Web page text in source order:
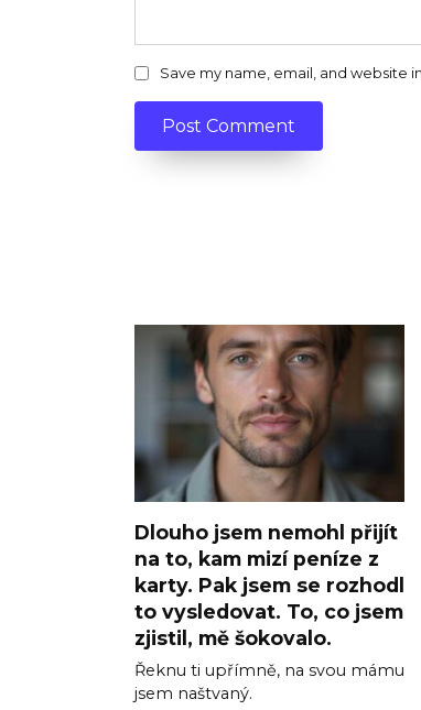
Save my name, email, and website
Dlouho jsem nemohl přijít
na to, kam mizí peníze z
karty. Pak jsem se rozhodl
to vysledovat. To, co jsem
zjistil, mě šokovalo.
Řeknu ti upřímně, na svou mámu
jsem naštvaný.